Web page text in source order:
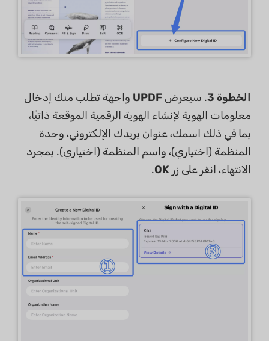
الخطوة 3 . سيعرض UPDF واجهة تطلب منك إدخال
معلومات الهوية لإنشاء الهوية الرقمية الموقعة ذاتيًا،
بما في ذلك اسمك، عنوان بريدك الإلكتروني، وحدة
المنظمة (اختياري)، واسم المنظمة (اختياري). بمجرد
الانتهاء، انقر على زر OK
.